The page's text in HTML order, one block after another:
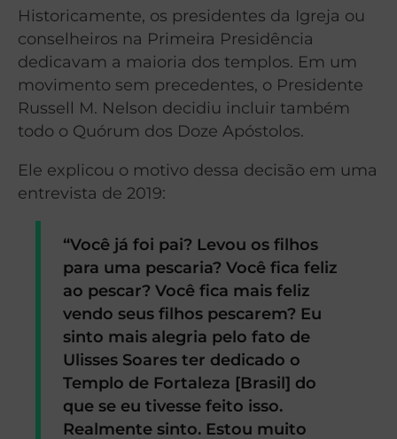
Historicamente, os presidentes da Igreja ou
conselheiros na Primeira Presidência
dedicavam a maioria dos templos. Em um
movimento sem precedentes, o Presidente
Russell M. Nelson decidiu incluir também
todo o Quórum dos Doze Apóstolos.
Ele explicou o motivo dessa decisão em uma
entrevista de 2019:
“Você já foi pai? Levou os filhos
para uma pescaria? Você fica feliz
ao pescar? Você fica mais feliz
vendo seus filhos pescarem? Eu
sinto mais alegria pelo fato de
Ulisses Soares ter dedicado o
Templo de Fortaleza [Brasil] do
que se eu tivesse feito isso.
Realmente sinto. Estou muito